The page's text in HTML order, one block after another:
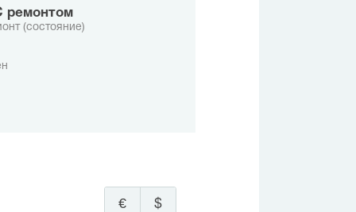
с ремонтом
(состояние)
$
€